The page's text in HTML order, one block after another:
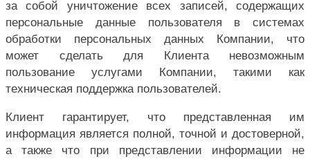
за собой уничтожение всех записей, содержащих
персональные данные пользователя в системах
обработки персональных данных Компании, что
может сделать для Клиента невозможным
пользование услугами Компании, такими как
техническая поддержка пользователей.
Клиент гарантирует, что представленная им
информация является полной, точной и достоверной,
а также что при представлении информации не